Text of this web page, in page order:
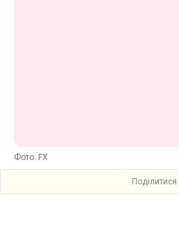
Фото: FX
Поділитися: